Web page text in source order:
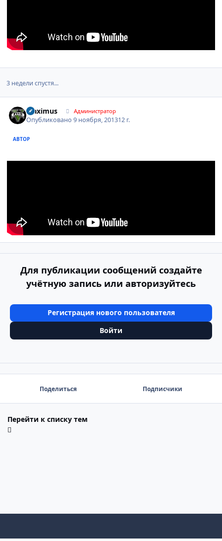
3 недели спустя...
Maximus Администратор
Опубликовано9 ноября, 201312 г.
АВТОР
Для публикации сообщений создайте
учётную запись или авторизуйтесь
Регистрация нового пользователя
Войти
Поделиться Подписчики
Перейти к списку тем